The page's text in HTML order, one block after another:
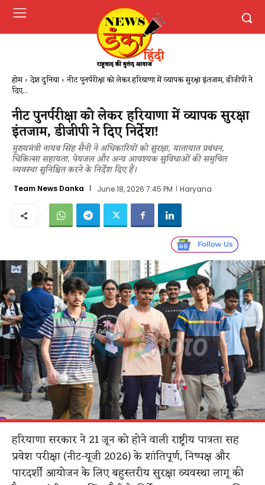
होम देश दुनिया नीट पुनर्परीक्षा को लेकर हरियाणा में व्यापक सुरक्षा इंतजाम, डीजीपी ने
दिए...
नीट पुनर्परीक्षा को लेकर हरियाणा में व्यापक सुरक्षा
इंतजाम, डीजीपी ने दिए निर्देश!
मुख्यमंत्री नायब सिंह सैनी ने अधिकारियों को सुरक्षा, यातायात प्रबंधन,
चिकित्सा सहायता, पेयजल और अन्य आवश्यक सुविधाओं की समुचित
व्यवस्था सुनिश्चित करने के निर्देश दिए हैं।
Team News Danka June 18, 2026 7:45 PM Haryana
हरियाणा सरकार ने 21 जून को होने वाली राष्ट्रीय पात्रता सह
प्रवेश परीक्षा (नीट-यूजी 2026) के शांतिपूर्ण, निष्पक्ष और
पारदर्शी आयोजन के लिए बहुस्तरीय सुरक्षा व्यवस्था लागू की